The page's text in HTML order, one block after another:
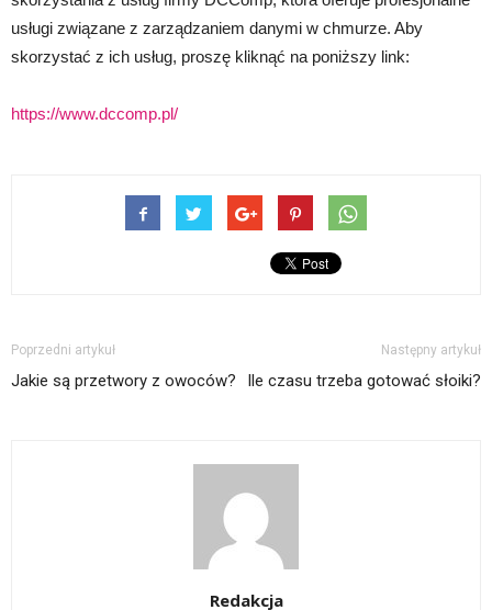
usługi związane z zarządzaniem danymi w chmurze. Aby
skorzystać z ich usług, proszę kliknąć na poniższy link:
https://www.dccomp.pl/
Poprzedni artykuł
Jakie są przetwory z owoców?
Następny artykuł
Ile czasu trzeba gotować słoiki?
Redakcja